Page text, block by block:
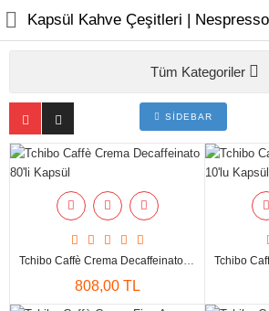
SOS & ŞURUP & PÜRE
İÇECEKLER
MAKİNELER
Tüm Kategoriler
SIDEBAR
Tchibo Caffè Crema Decaffeinato 80'li Kapsül
808,00 TL